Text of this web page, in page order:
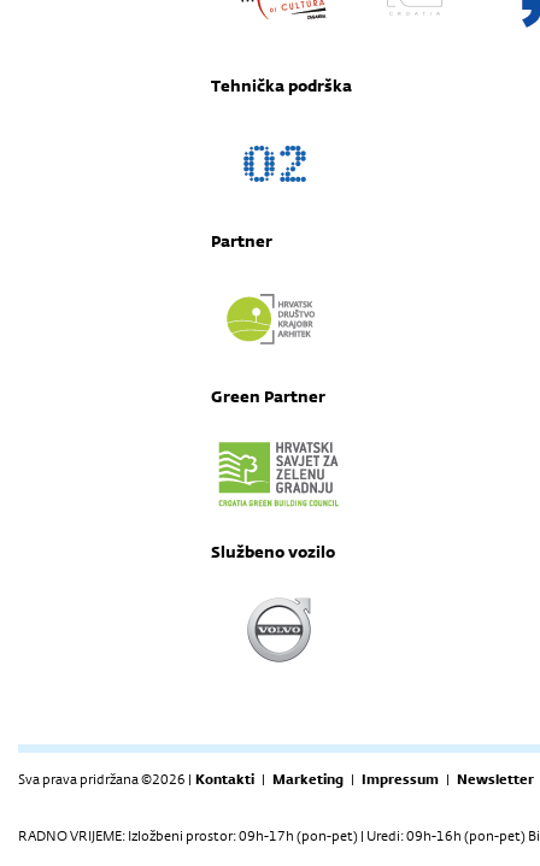
Tehnička podrška
Partner
Green Partner
Službeno vozilo
Sva prava pridržana ©2026 | Kontakti | Marketing | Impressum | Newsletter
RADNO VRIJEME: Izložbeni prostor: 09h-17h (pon-pet) | Uredi: 09h-16h (pon-pet)